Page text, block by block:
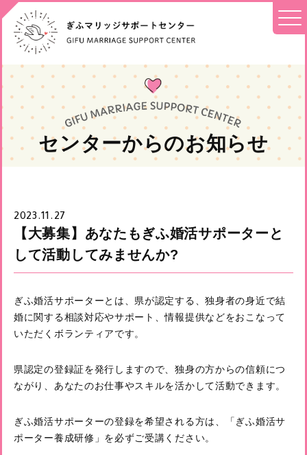
センターからのお知らせ
2023.11.27
【大募集】あなたもぎふ婚活サポーターと
して活動してみませんか?
ぎふ婚活サポーターとは、県が認定する、独身者の身近で結
婚に関する相談対応やサポート、情報提供などをおこなって
いただくボランティアです。
県認定の登録証を発行しますので、独身の方からの信頼につ
ながり、あなたのお仕事やスキルを活かして活動できます。
ぎふ婚活サポーターの登録を希望される方は、「ぎふ婚活サ
ポーター養成研修」を必ずご受講ください。